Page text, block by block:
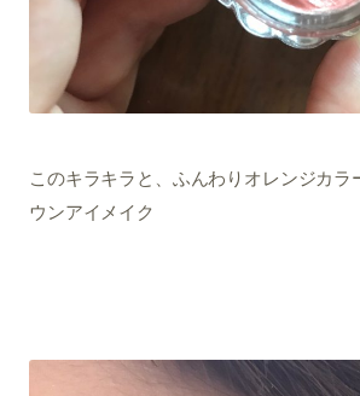
このキラキラと、ふんわりオレンジカラ
ウンアイメイク